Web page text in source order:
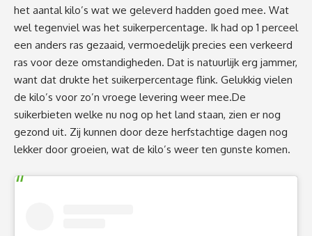
het aantal kilo’s wat we geleverd hadden goed mee. Wat
wel tegenviel was het suikerpercentage. Ik had op 1 perceel
een anders ras gezaaid, vermoedelijk precies een verkeerd
ras voor deze omstandigheden. Dat is natuurlijk erg jammer,
want dat drukte het suikerpercentage flink. Gelukkig vielen
de kilo’s voor zo’n vroege levering weer mee.De
suikerbieten welke nu nog op het land staan, zien er nog
gezond uit. Zij kunnen door deze herfstachtige dagen nog
lekker door groeien, wat de kilo’s weer ten gunste komen.